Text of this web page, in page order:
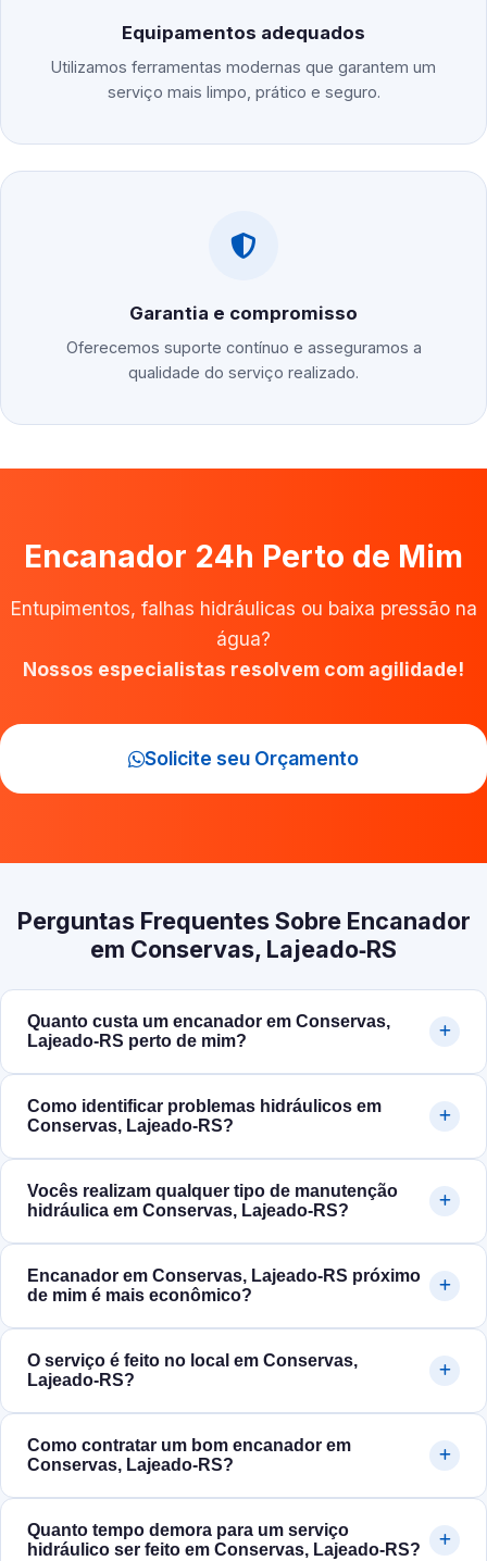
Equipamentos adequados
Utilizamos ferramentas modernas que garantem um
serviço mais limpo, prático e seguro.
Garantia e compromisso
Oferecemos suporte contínuo e asseguramos a
qualidade do serviço realizado.
Encanador 24h Perto de Mim
Entupimentos, falhas hidráulicas ou baixa pressão na
água?
Nossos especialistas resolvem com agilidade!
Solicite seu Orçamento
Perguntas Frequentes Sobre Encanador
em Conservas, Lajeado‑RS
Quanto custa um encanador em Conservas,
Lajeado‑RS perto de mim?
Como identificar problemas hidráulicos em
Conservas, Lajeado‑RS?
Vocês realizam qualquer tipo de manutenção
hidráulica em Conservas, Lajeado‑RS?
Encanador em Conservas, Lajeado‑RS próximo
de mim é mais econômico?
O serviço é feito no local em Conservas,
Lajeado‑RS?
Como contratar um bom encanador em
Conservas, Lajeado‑RS?
Quanto tempo demora para um serviço
hidráulico ser feito em Conservas, Lajeado‑RS?